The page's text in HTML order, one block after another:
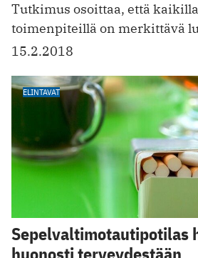
Tutkimus osoittaa, että
toimenpiteillä on merkittävä
15.2.2018
ELINTAVAT
Sepelvaltimotautipotilas